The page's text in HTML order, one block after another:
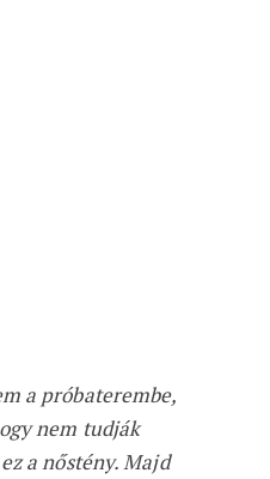
a próbaterembe,
nem tudják
a nőstény. Majd